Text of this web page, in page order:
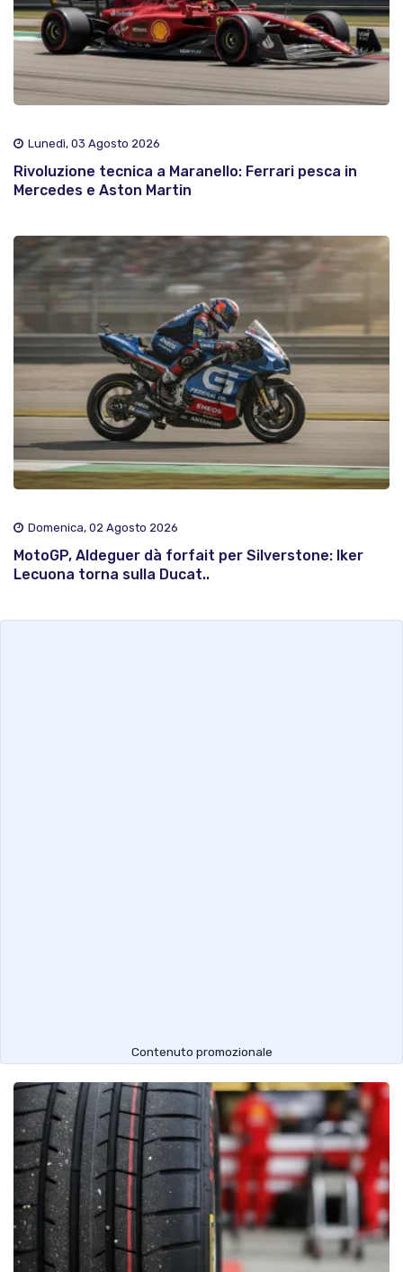
Lunedì, 03 Agosto 2026
Rivoluzione tecnica a Maranello: Ferrari pesca in
Mercedes e Aston Martin
Domenica, 02 Agosto 2026
MotoGP, Aldeguer dà forfait per Silverstone: Iker
Lecuona torna sulla Ducat..
Contenuto promozionale